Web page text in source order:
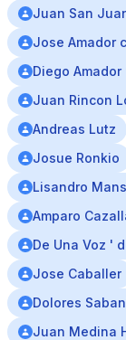
Juan San
Jose Amador
Diego Amador
Juan Rincon
Andreas Lutz
Josue Ronkio
Lisandro
Amparo
De Una Voz '
Jose Caballer
Dolores
Juan Medina